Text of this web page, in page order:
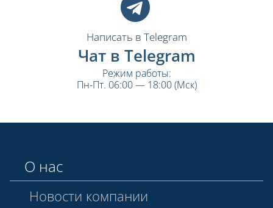
Написать в Telegram
Чат в Telegram
Режим работы:
Пн-Пт. 06:00 — 18:00 (Мск)
О нас
Новости компании